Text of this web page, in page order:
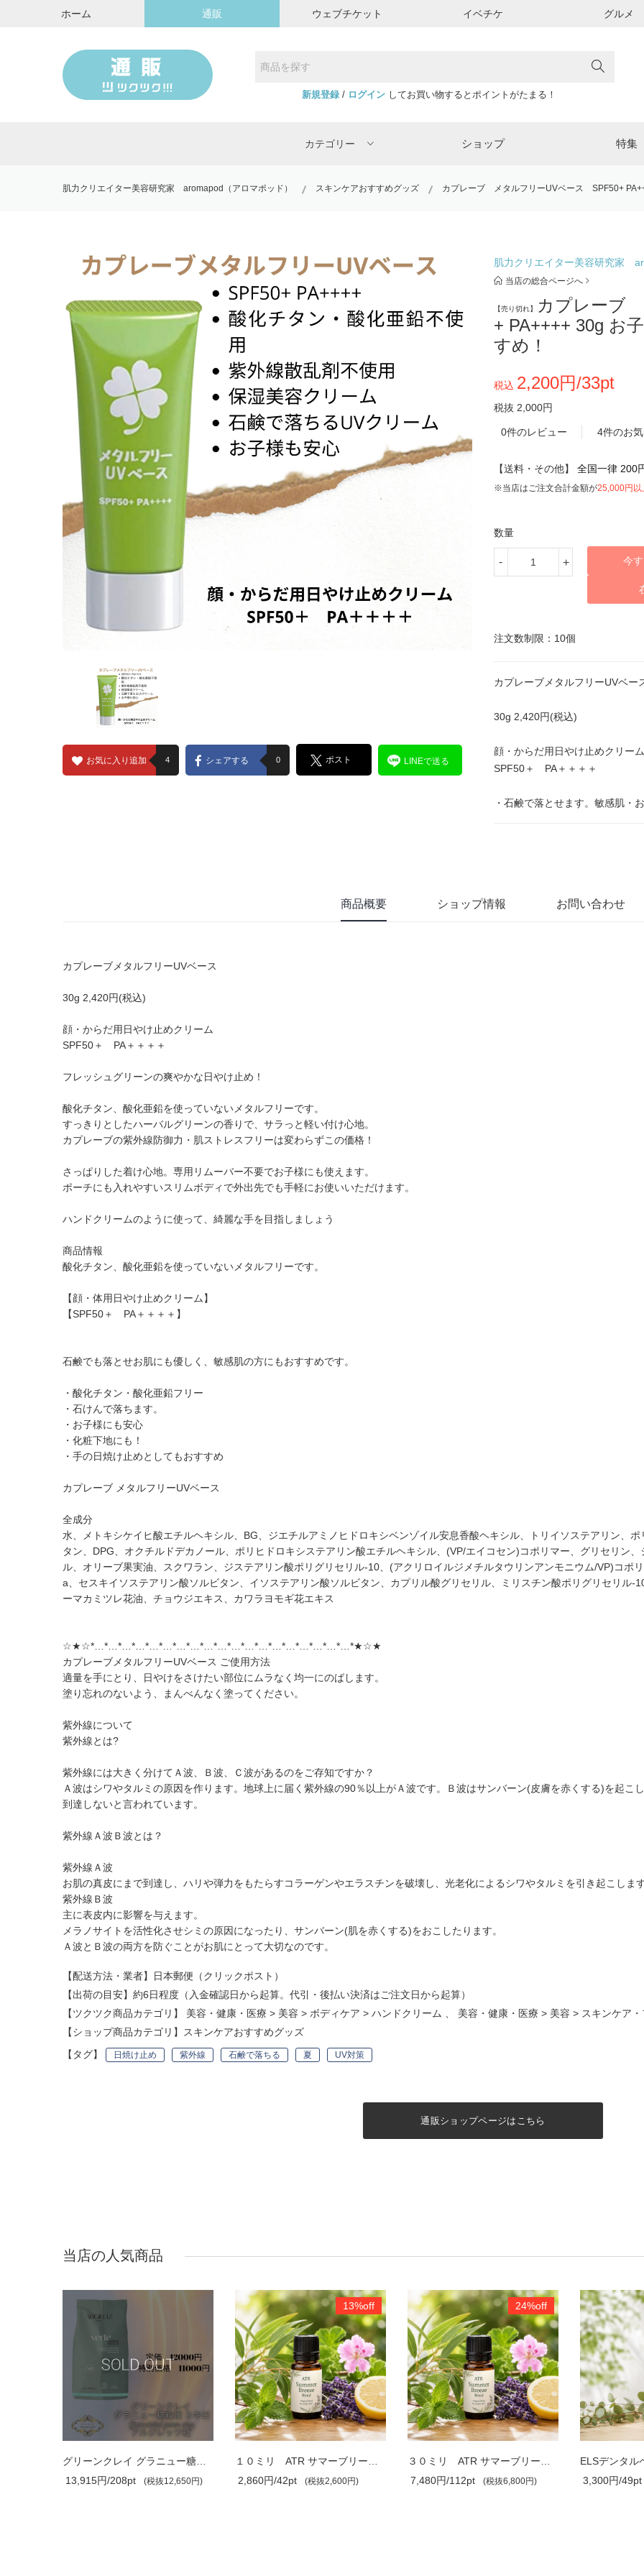
ホーム 通販 ウェブチケット イベチケ グルメ
新規登録/ ログインしてお買い物するとポイントがたまる！
カテゴリー ショップ 特集
肌力クリエイター美容研究家 aromapod（アロマポッド） スキンケアおすすめグッズ カプレーブ メタルフリーUVベース SPF50+
お気に入り追加 4 シェアする 0 ポスト LINEで送る
肌力クリエイター美容研究家
当店の総合ページへ
【売り切れ】
カプレーブ
+ PA++++ 30g お
すめ！
税込 2,200円/33pt
税抜 2,000円
0件のレビュー 4件のお
【送料・その他】 全国一律 200
※当店はご注文合計金額が25,000円以
数量
- + 今
注文数制限：10個
カプレーブメタルフリーUVベー
30g 2,420円(税込)
顔・からだ用日やけ止めクリーム
SPF50＋ PA＋＋＋＋
・石鹸で落とせます。敏感肌・
商品概要 ショップ情報 お問い合わせ
カプレーブメタルフリーUVベース
30g 2,420円(税込)
顔・からだ用日やけ止めクリーム
SPF50＋ PA＋＋＋＋
フレッシュグリーンの爽やかな日やけ止め！
酸化チタン、酸化亜鉛を使っていないメタルフリーです。
すっきりとしたハーバルグリーンの香りで、サラっと軽い付け心地。
カプレーブの紫外線防御力・肌ストレスフリーは変わらずこの価格！
さっぱりした着け心地。専用リムーバー不要でお子様にも使えます。
ポーチにも入れやすいスリムボディで外出先でも手軽にお使いいただけます。
ハンドクリームのように使って、綺麗な手を目指しましょう
商品情報
酸化チタン、酸化亜鉛を使っていないメタルフリーです。
【顔・体用日やけ止めクリーム】
【SPF50＋ PA＋＋＋＋】
石鹸でも落とせお肌にも優しく、敏感肌の方にもおすすめです。
・酸化チタン・酸化亜鉛フリー
・石けんで落ちます。
・お子様にも安心
・化粧下地にも！
・手の日焼け止めとしてもおすすめ
カプレーブ メタルフリーUVベース
全成分
水、メトキシケイヒ酸エチルヘキシル、BG、ジエチルアミノヒドロキシベンゾイル安息香酸ヘキシル、トリイソステアリン、
タン、DPG、オクチルドデカノール、ポリヒドロキシステアリン酸エチルヘキシル、(VP/エイコセン)コポリマー、グリセリン
ル、オリーブ果実油、スクワラン、ジステアリン酸ポリグリセリル-10、(アクリロイルジメチルタウリンアンモニウム/VP)コポ
a、セスキイソステアリン酸ソルビタン、イソステアリン酸ソルビタン、カプリル酸グリセリル、ミリスチン酸ポリグリセリル-
ーマカミツレ花油、チョウジエキス、カワラヨモギ花エキス
☆★☆*…*…*…*…*…*…*…*…*…*…*…*…*…*…*…*…*…*…*…*★☆★
カプレーブメタルフリーUVベース ご使用方法
適量を手にとり、日やけをさけたい部位にムラなく均一にのばします。
塗り忘れのないよう、まんべんなく塗ってください。
紫外線について
紫外線とは?
紫外線には大きく分けてＡ波、Ｂ波、Ｃ波があるのをご存知ですか？
Ａ波はシワやタルミの原因を作ります。地球上に届く紫外線の90％以上がＡ波です。Ｂ波はサンバーン(皮膚を赤くする)を起こ
到達しないと言われています。
紫外線Ａ波Ｂ波とは？
紫外線Ａ波
お肌の真皮にまで到達し、ハリや弾力をもたらすコラーゲンやエラスチンを破壊し、光老化によるシワやタルミを引き起こします
紫外線Ｂ波
主に表皮内に影響を与えます。
メラノサイトを活性化させシミの原因になったり、サンバーン(肌を赤くする)をおこしたります。
Ａ波とＢ波の両方を防ぐことがお肌にとって大切なのです。
【配送方法・業者】日本郵便（クリックポスト）
【出荷の目安】約6日程度（入金確認日から起算。代引・後払い決済はご注文日から起算）
【ツクツク商品カテゴリ】 美容・健康・医療 > 美容 > ボディケア > ハンドクリーム 美容・健康・医療 > 美容 > スキンケア
【ショップ商品カテゴリ】
スキンケアおすすめグッズ
【タグ】
日焼け止め 紫外線 石鹸で落ちる 夏 UV対策
通販ショップページはこちら
当店の人気商品
13,915円/208pt
(税抜12,650円)
13%off
2,860円/42pt
(税抜2,600円)
24%off
7,480円/112pt
(税抜6,800円)
ELSデンタル
3,300円/49pt